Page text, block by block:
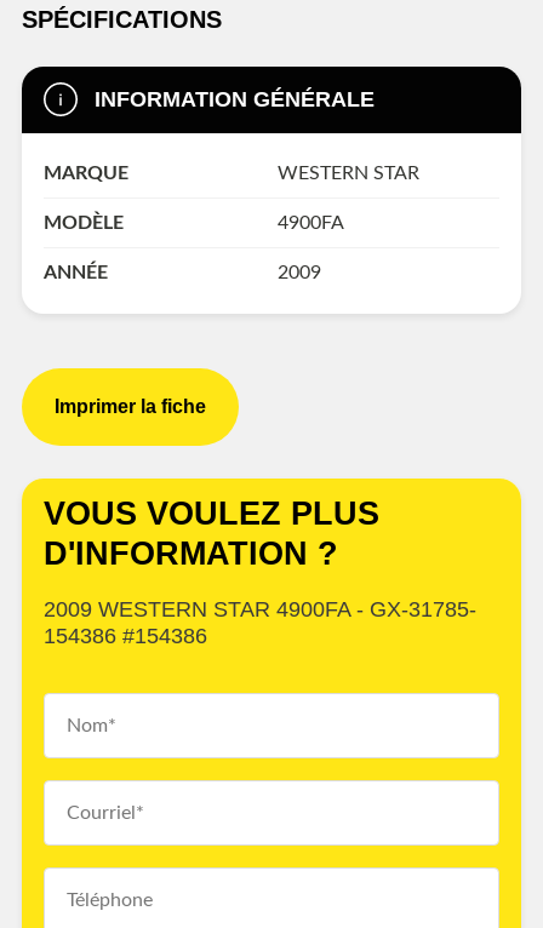
SPÉCIFICATIONS
INFORMATION GÉNÉRALE
MARQUE WESTERN STAR
MODÈLE 4900FA
ANNÉE 2009
Imprimer la fiche
VOUS VOULEZ PLUS
D'INFORMATION ?
2009 WESTERN STAR 4900FA - GX-31785-
154386 #154386